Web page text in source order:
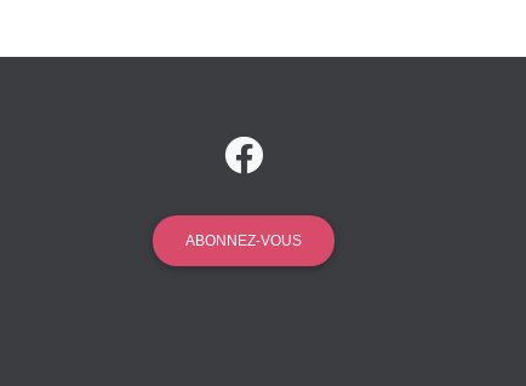
ABONNEZ-VOUS